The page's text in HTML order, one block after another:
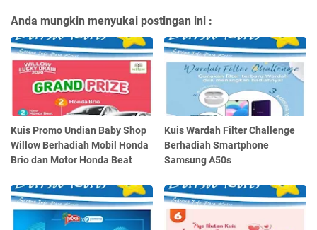
Anda mungkin menyukai postingan ini :
Kuis Promo Undian Baby Shop
Willow Berhadiah Mobil Honda
Brio dan Motor Honda Beat
Kuis Wardah Filter Challenge
Berhadiah Smartphone
Samsung A50s